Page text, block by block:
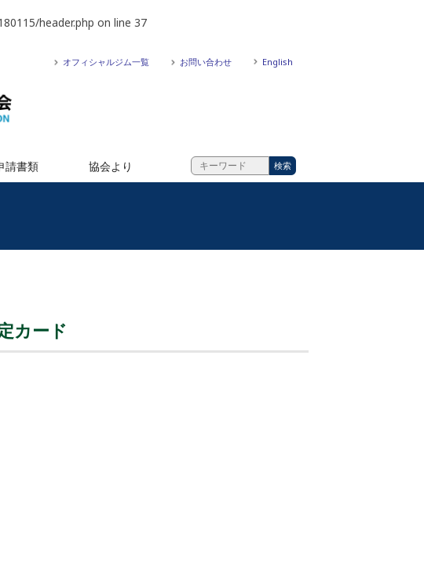
header.php on line 37
オフィシャルジム一覧 お問い合わせ English
請書類 協会より
カード